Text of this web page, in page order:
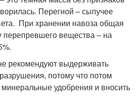
Перегной – сыпучее
При хранении навоза общая
перепревшего вещества – на
рекомендуют выдерживать
потому что потом
минеральные удобрения и вносить